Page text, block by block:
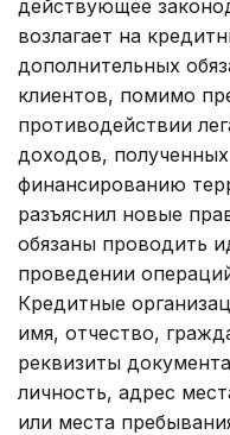
действующее
возлагает на
дополнительных
клиентов, помимо
противодействии
доходов,
финансированию
разъяснил новые
обязаны проводить
проведении
Кредитные
имя, отчество,
реквизиты
личность, адрес
или места